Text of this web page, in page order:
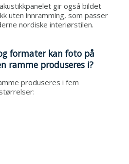
gir også bildet
uten innramming, som passer
nordiske interiørstilen.
formater kan foto på
ramme produseres i?
produseres i fem